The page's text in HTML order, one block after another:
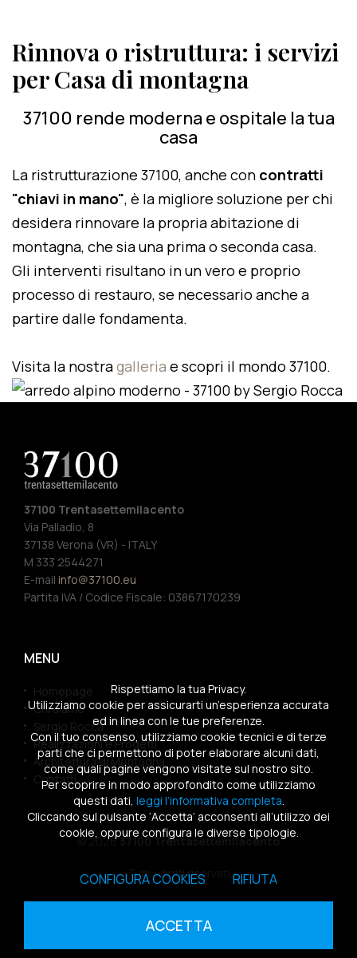
Rinnova o ristruttura: i servizi
per Casa di montagna
37100 rende moderna e ospitale la tua
casa
La ristrutturazione 37100, anche con contratti
"chiavi in mano", è la migliore soluzione per chi
desidera rinnovare la propria abitazione di
montagna, che sia una prima o seconda casa.
Gli interventi risultano in un vero e proprio
processo di restauro, se necessario anche a
partire dalle fondamenta.
Visita la nostragalleria e scopri il mondo 37100.
37100 Trentasettemilacento
Via Palladio, 8
37138 Verona (VR) - ITALY
M 333 2544271
E-mail info@37100.eu
Partita IVA / Codice Fiscale: 03867170239
MENU
Homepage
Chi siamo
Sergio Rocca
Realizzazioni e Progetti
Architettura di Montagna
Contatti
© 202637100 Trentasettemilacento
Tutti i diritti riservati
Sitemap|Privacy Policy|Cookies Policy
Rispettiamo la tua Privacy.
Utilizziamo cookie per assicurarti un’esperienza accurata
ed in linea con le tue preferenze.
Con il tuo consenso, utilizziamo cookie tecnici e di terze
parti che ci permettono di poter elaborare alcuni dati,
come quali pagine vengono visitate sul nostro sito.
Per scoprire in modo approfondito come utilizziamo
questi dati, leggi l’informativa completa.
Cliccando sul pulsante ‘Accetta’ acconsenti all’utilizzo dei
cookie, oppure configura le diverse tipologie.
CONFIGURA COOKIES RIFIUTA
ACCETTA